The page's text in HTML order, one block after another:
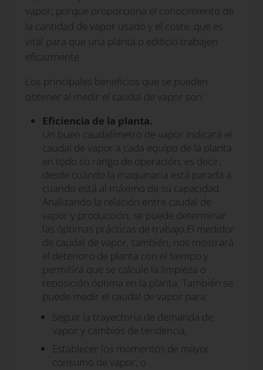
vapor, porque proporciona el conocimiento de
la cantidad de vapor usado y el coste, que es
vital para que una planta o edificio trabajen
eficazmente.
Los principales beneficios que se pueden
obtener al medir el caudal de vapor son:
Eficiencia de la planta.
Un buen caudalímetro de vapor indicará el
caudal de vapor a cada equipo de la planta
en todo su rango de operación; es decir,
desde cuándo la maquinaria está parada a
cuando está al máximo de su capacidad.
Analizando la relación entre caudal de
vapor y producción, se puede determinar
las óptimas prácticas de trabajo. El medidor
de caudal de vapor, también, nos mostrará
el deterioro de planta con el tiempo y
permitirá que se calcule la limpieza o
reposición óptima en la planta. También se
puede medir el caudal de vapor para:
Seguir la trayectoria de demanda de
vapor y cambios de tendencia,
Establecer los momentos de mayor
consumo de vapor, o